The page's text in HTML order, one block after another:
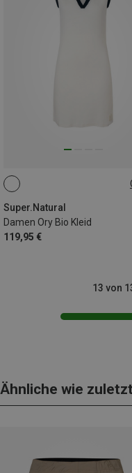
Super.Natural
Damen Ory Bio Kleid
119,95 €
M
13 von
Ähnliche wie